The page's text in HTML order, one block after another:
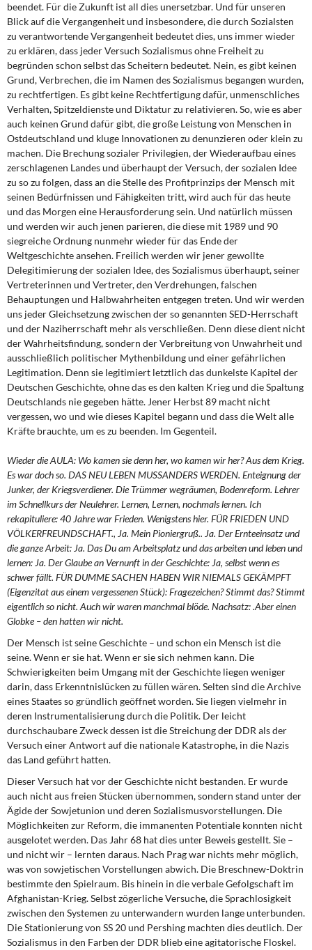
beendet. Für die Zukunft ist all dies unersetzbar. Und für unseren
Blick auf die Vergangenheit und insbesondere, die durch Sozialsten
zu verantwortende Vergangenheit bedeutet dies, uns immer wieder
zu erklären, dass jeder Versuch Sozialismus ohne Freiheit zu
begründen schon selbst das Scheitern bedeutet. Nein, es gibt keinen
Grund, Verbrechen, die im Namen des Sozialismus begangen wurden,
zu rechtfertigen. Es gibt keine Rechtfertigung dafür, unmenschliches
Verhalten, Spitzeldienste und Diktatur zu relativieren. So, wie es aber
auch keinen Grund dafür gibt, die große Leistung von Menschen in
Ostdeutschland und kluge Innovationen zu denunzieren oder klein zu
machen. Die Brechung sozialer Privilegien, der Wiederaufbau eines
zerschlagenen Landes und überhaupt der Versuch, der sozialen Idee
zu so zu folgen, dass an die Stelle des Profitprinzips der Mensch mit
seinen Bedürfnissen und Fähigkeiten tritt, wird auch für das heute
und das Morgen eine Herausforderung sein. Und natürlich müssen
und werden wir auch jenen parieren, die diese mit 1989 und 90
siegreiche Ordnung nunmehr wieder für das Ende der
Weltgeschichte ansehen. Freilich werden wir jener gewollte
Delegitimierung der sozialen Idee, des Sozialismus überhaupt, seiner
Vertreterinnen und Vertreter, den Verdrehungen, falschen
Behauptungen und Halbwahrheiten entgegen treten. Und wir werden
uns jeder Gleichsetzung zwischen der so genannten SED-Herrschaft
und der Naziherrschaft mehr als verschließen. Denn diese dient nicht
der Wahrheitsfindung, sondern der Verbreitung von Unwahrheit und
ausschließlich politischer Mythenbildung und einer gefährlichen
Legitimation. Denn sie legitimiert letztlich das dunkelste Kapitel der
Deutschen Geschichte, ohne das es den kalten Krieg und die Spaltung
Deutschlands nie gegeben hätte. Jener Herbst 89 macht nicht
vergessen, wo und wie dieses Kapitel begann und dass die Welt alle
Kräfte brauchte, um es zu beenden. Im Gegenteil.
Wieder die AULA: Wo kamen sie denn her, wo kamen wir her? Aus dem Krieg.
Es war doch so. DAS NEU LEBEN MUSSANDERS WERDEN. Enteignung der
Junker, der Kriegsverdiener. Die Trümmer wegräumen, Bodenreform. Lehrer
im Schnellkurs der Neulehrer. Lernen, Lernen, nochmals lernen. Ich
rekapituliere: 40 Jahre war Frieden. Wenigstens hier. FÜR FRIEDEN UND
VÖLKERFREUNDSCHAFT., Ja. Mein Pioniergruß.. Ja. Der Ernteeinsatz und
die ganze Arbeit: Ja. Das Du am Arbeitsplatz und das arbeiten und leben und
lernen: Ja. Der Glaube an Vernunft in der Geschichte: Ja, selbst wenn es
schwer fällt. FÜR DUMME SACHEN HABEN WIR NIEMALS GEKÄMPFT
(Eigenzitat aus einem vergessenen Stück): Fragezeichen? Stimmt das? Stimmt
eigentlich so nicht. Auch wir waren manchmal blöde. Nachsatz: .Aber einen
Globke – den hatten wir nicht.
Der Mensch ist seine Geschichte – und schon ein Mensch ist die
seine. Wenn er sie hat. Wenn er sie sich nehmen kann. Die
Schwierigkeiten beim Umgang mit der Geschichte liegen weniger
darin, dass Erkenntnislücken zu füllen wären. Selten sind die Archive
eines Staates so gründlich geöffnet worden. Sie liegen vielmehr in
deren Instrumentalisierung durch die Politik. Der leicht
durchschaubare Zweck dessen ist die Streichung der DDR als der
Versuch einer Antwort auf die nationale Katastrophe, in die Nazis
das Land geführt hatten.
Dieser Versuch hat vor der Geschichte nicht bestanden. Er wurde
auch nicht aus freien Stücken übernommen, sondern stand unter der
Ägide der Sowjetunion und deren Sozialismusvorstellungen. Die
Möglichkeiten zur Reform, die immanenten Potentiale konnten nicht
ausgelotet werden. Das Jahr 68 hat dies unter Beweis gestellt. Sie –
und nicht wir – lernten daraus. Nach Prag war nichts mehr möglich,
was von sowjetischen Vorstellungen abwich. Die Breschnew-Doktrin
bestimmte den Spielraum. Bis hinein in die verbale Gefolgschaft im
Afghanistan-Krieg. Selbst zögerliche Versuche, die Sprachlosigkeit
zwischen den Systemen zu unterwandern wurden lange unterbunden.
Die Stationierung von SS 20 und Pershing machten dies deutlich. Der
Sozialismus in den Farben der DDR blieb eine agitatorische Floskel.